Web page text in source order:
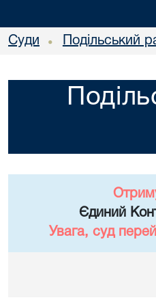
Суди • Подільський
Єдиний
Увага, суд